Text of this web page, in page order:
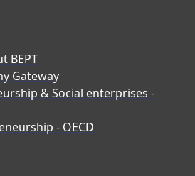
BEPT
Gateway
& Social enterprises -
- OECD